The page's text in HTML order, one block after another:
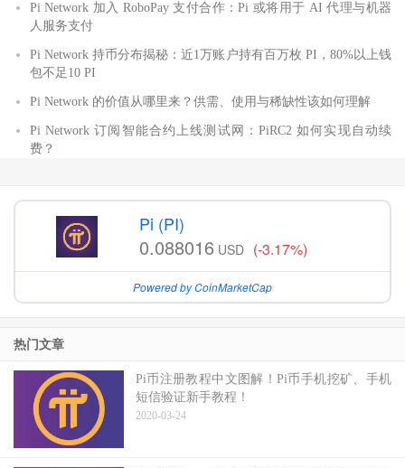
Pi Network 加入 RoboPay 支付合作：Pi 或将用于 AI 代理与机器
人服务支付
Pi Network 持币分布揭秘：近1万账户持有百万枚 PI，80%以上钱
包不足10 PI
Pi Network 的价值从哪里来？供需、使用与稀缺性该如何理解
Pi Network 订阅智能合约上线测试网：PiRC2 如何实现自动续
费？
Pi (PI)
0.088016 USD (-3.17%)
Powered by CoinMarketCap
热门文章
Pi币注册教程中文图解！Pi币手机挖矿、手机
短信验证新手教程！
2020-03-24